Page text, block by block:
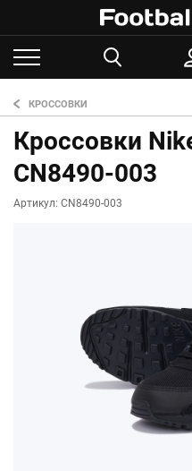
КРОССОВКИ
Кроссовки
CN8490-003
Артикул: CN8490-003